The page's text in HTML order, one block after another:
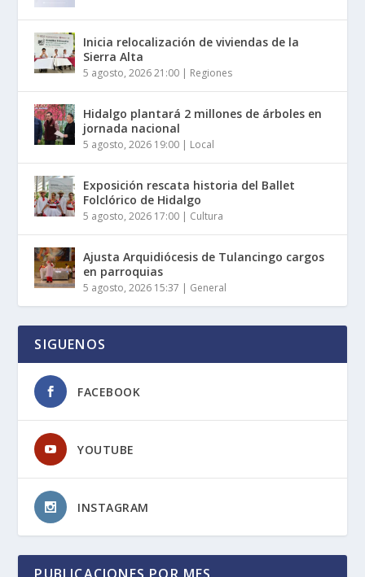
Inicia relocalización de viviendas de la
Sierra Alta
5 agosto, 2026 21:00 | Regiones
Hidalgo plantará 2 millones de árboles en
jornada nacional
5 agosto, 2026 19:00 | Local
Exposición rescata historia del Ballet
Folclórico de Hidalgo
5 agosto, 2026 17:00 | Cultura
Ajusta Arquidiócesis de Tulancingo cargos
en parroquias
5 agosto, 2026 15:37 | General
SIGUENOS
FACEBOOK
YOUTUBE
INSTAGRAM